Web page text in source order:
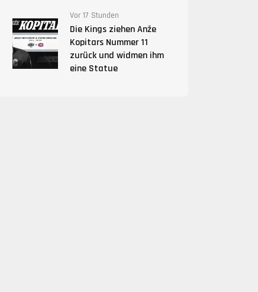
Vor 17 Stunden
Die Kings ziehen Anže
Kopitars Nummer 11
zurück und widmen ihm
eine Statue